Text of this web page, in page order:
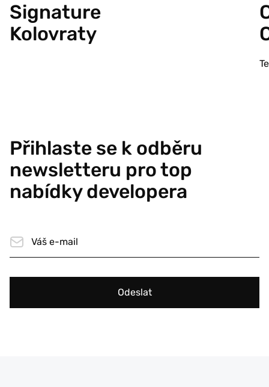
Signature
Kolovraty
Přihlaste se k odběru
newsletteru pro top
nabídky developera
Odeslat